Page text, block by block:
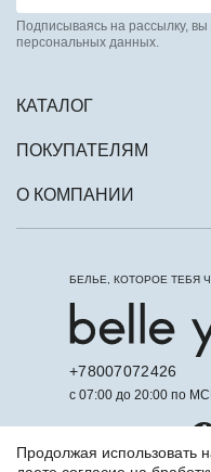
КАТАЛОГ
ПОКУПАТЕЛЯМ
О КОМПАНИИ
Подписываясь на рассылку,
персональных данных.
БЕЛЬЕ, КОТОРОЕ ТЕБЯ
+78007072426
с 07:00 до 20:00 по
Продолжая использовать